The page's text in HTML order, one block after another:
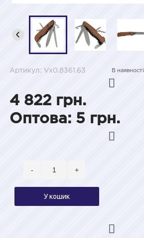
Артикул: Vx0.8361.63 В наявності
4 822 грн.
Оптова: 5 грн.
- +
У кошик